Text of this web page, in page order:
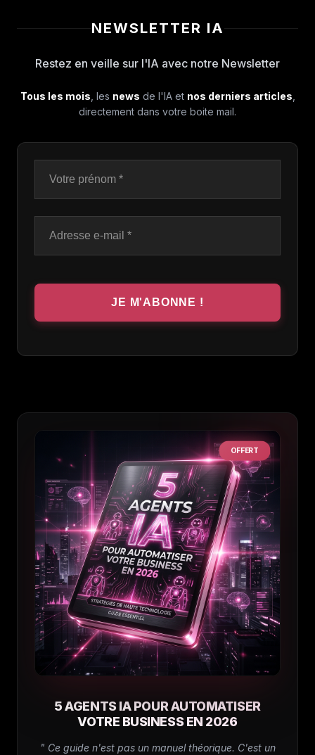
NEWSLETTER IA
Restez en veille sur l'IA avec notre Newsletter
Tous les mois , les news de l'IA et nos derniers articles
directement dans votre boite mail.
OFFERT
5 AGENTS IA POUR AUTOMATISER
VOTRE BUSINESS EN 2026
" Ce guide n'est pas un manuel théorique. C'est un